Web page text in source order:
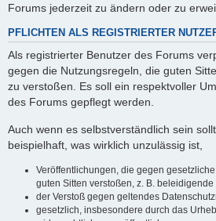
Forums jederzeit zu ändern oder zu
PFLICHTEN ALS REGISTRIERTER
Als registrierter Benutzer des Forums
gegen die Nutzungsregeln, die guten
zu verstoßen. Es soll ein respektvoller
des Forums gepflegt werden.
Auch wenn es selbstverständlich sein
beispielhaft, was wirklich unzulässig ist,
Veröffentlichungen, die gegen
guten Sitten verstoßen, z. B.
der Verstoß gegen geltendes
gesetzlich, insbesondere durch das